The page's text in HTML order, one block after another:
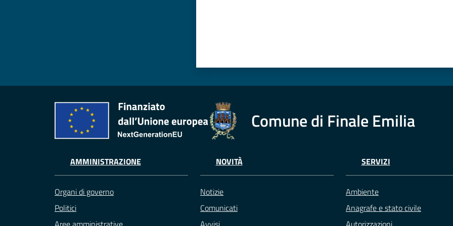
Comune di Finale Emilia
AMMINISTRAZIONE
Organi di governo
Politici
NOVITÀ
Notizie
Comunicati
SERVIZI
Ambiente
Anagrafe e stato civile